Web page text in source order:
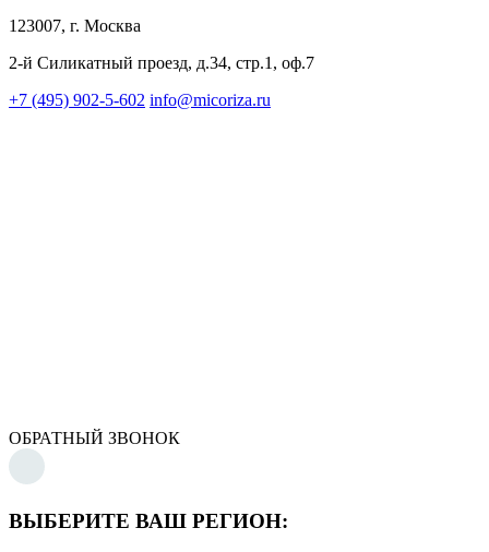
123007, г. Москва
2-й Силикатный проезд, д.34, стр.1, оф.7
+7 (495) 902-5-602 info@micoriza.ru
ОБРАТНЫЙ ЗВОНОК
ВЫБЕРИТЕ ВАШ РЕГИОН: